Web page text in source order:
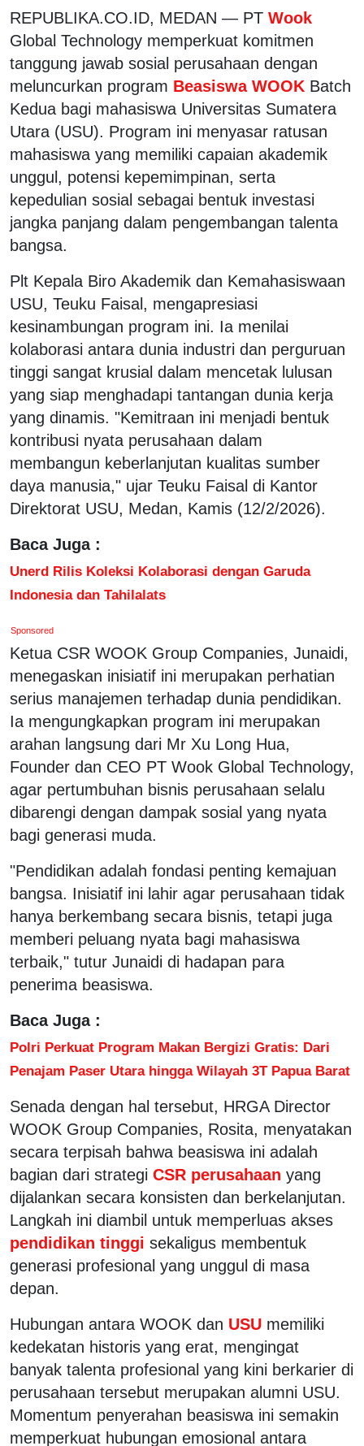
REPUBLIKA.CO.ID, MEDAN — PT Wook
Global Technology memperkuat komitmen
tanggung jawab sosial perusahaan dengan
meluncurkan program Beasiswa WOOK Batch
Kedua bagi mahasiswa Universitas Sumatera
Utara (USU). Program ini menyasar ratusan
mahasiswa yang memiliki capaian akademik
unggul, potensi kepemimpinan, serta
kepedulian sosial sebagai bentuk investasi
jangka panjang dalam pengembangan talenta
bangsa.
Plt Kepala Biro Akademik dan Kemahasiswaan
USU, Teuku Faisal, mengapresiasi
kesinambungan program ini. Ia menilai
kolaborasi antara dunia industri dan perguruan
tinggi sangat krusial dalam mencetak lulusan
yang siap menghadapi tantangan dunia kerja
yang dinamis. "Kemitraan ini menjadi bentuk
kontribusi nyata perusahaan dalam
membangun keberlanjutan kualitas sumber
daya manusia," ujar Teuku Faisal di Kantor
Direktorat USU, Medan, Kamis (12/2/2026).
Baca Juga :
Unerd Rilis Koleksi Kolaborasi dengan Garuda
Indonesia dan Tahilalats
Sponsored
Ketua CSR WOOK Group Companies, Junaidi,
menegaskan inisiatif ini merupakan perhatian
serius manajemen terhadap dunia pendidikan.
Ia mengungkapkan program ini merupakan
arahan langsung dari Mr Xu Long Hua,
Founder dan CEO PT Wook Global Technology,
agar pertumbuhan bisnis perusahaan selalu
dibarengi dengan dampak sosial yang nyata
bagi generasi muda.
"Pendidikan adalah fondasi penting kemajuan
bangsa. Inisiatif ini lahir agar perusahaan tidak
hanya berkembang secara bisnis, tetapi juga
memberi peluang nyata bagi mahasiswa
terbaik," tutur Junaidi di hadapan para
penerima beasiswa.
Baca Juga :
Polri Perkuat Program Makan Bergizi Gratis: Dari
Penajam Paser Utara hingga Wilayah 3T Papua Barat
Senada dengan hal tersebut, HRGA Director
WOOK Group Companies, Rosita, menyatakan
secara terpisah bahwa beasiswa ini adalah
bagian dari strategi CSR perusahaan yang
dijalankan secara konsisten dan berkelanjutan.
Langkah ini diambil untuk memperluas akses
pendidikan tinggi sekaligus membentuk
generasi profesional yang unggul di masa
depan.
Hubungan antara WOOK dan USU memiliki
kedekatan historis yang erat, mengingat
banyak talenta profesional yang kini berkarier di
perusahaan tersebut merupakan alumni USU.
Momentum penyerahan beasiswa ini semakin
memperkuat hubungan emosional antara